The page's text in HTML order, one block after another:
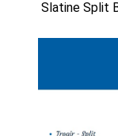
Slatine Split